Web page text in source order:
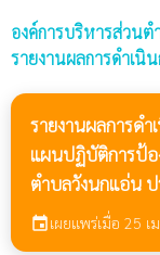
องค์การบริหารส่วน
รายงานผลการดำเนิ
รายงานผลการดำ
แผนปฏิบัติการป้อ
ตำบลวังนกแอ่น
eventเผยแพร่เมื่อ 25 เ